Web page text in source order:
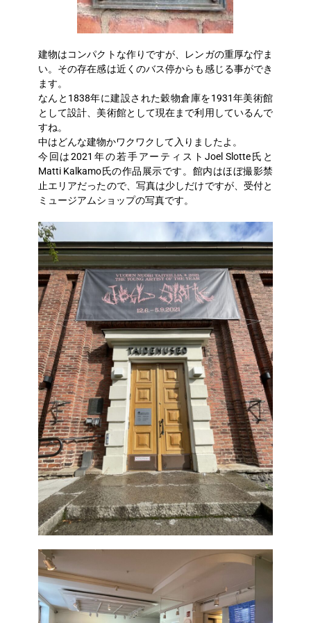
建物はコンパクトな作りですが、レンガの重厚な佇ま
い。その存在感は近くのバス停からも感じる事ができ
ます。
なんと1838年に建設された穀物倉庫を1931年美術館
として設計、美術館として現在まで利用しているんで
すね。
中はどんな建物かワクワクして入りましたよ。
今回は2021年の若手アーティストJoel Slotte氏と
Matti Kalkamo氏の作品展示です。館内はほぼ撮影禁
止エリアだったので、写真は少しだけですが、受付と
ミュージアムショップの写真です。